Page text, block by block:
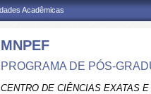
Acadêmicas
MNPEF
PROGRAMA DE PÓS-
CENTRO DE CIÊNCIAS EXATAS